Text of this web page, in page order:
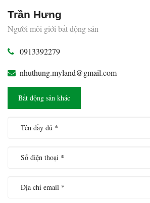
Trần Hưng
Người môi giới bất động sản
0913392279
nhuthung.myland@gmail.com
Bất động sản khác